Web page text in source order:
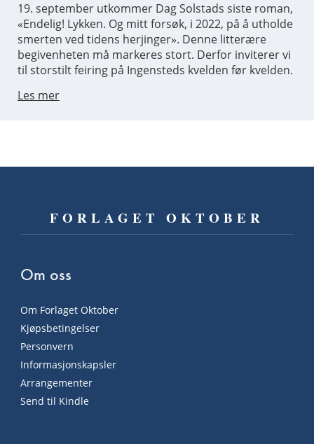
19. september utkommer Dag Solstads siste roman,
«Endelig! Lykken. Og mitt forsøk, i 2022, på å utholde
smerten ved tidens herjinger». Denne litterære
begivenheten må markeres stort. Derfor inviterer vi
til storstilt feiring på Ingensteds kvelden før kvelden.
Les mer
FORLAGET OKTOBER
Om oss
Om Forlaget Oktober
Kjøpsbetingelser
Personvern
Informasjonskapsler
Arrangementer
Send til Kindle